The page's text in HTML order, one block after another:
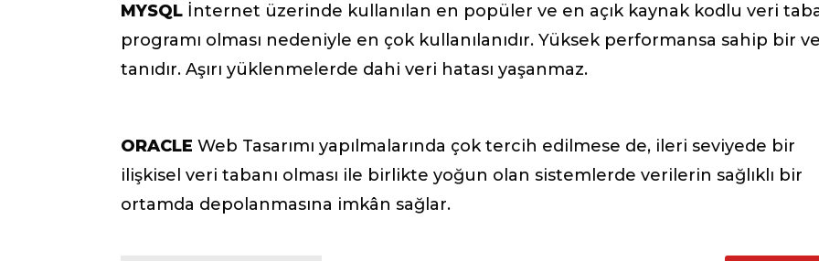
MYSQL İnternet üzerinde kullanılan en popüler ve en açık kaynak kodlu veri
programı olması nedeniyle en çok kullanılanıdır. Yüksek performansa sahip bir
tanıdır. Aşırı yüklenmelerde dahi veri hatası yaşanmaz.
ORACLE Web Tasarımı yapılmalarında çok tercih edilmese de, ileri seviyede bir
ilişkisel veri tabanı olması ile birlikte yoğun olan sistemlerde verilerin sağlıklı bir
ortamda depolanmasına imkân sağlar.